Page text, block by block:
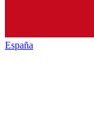
España